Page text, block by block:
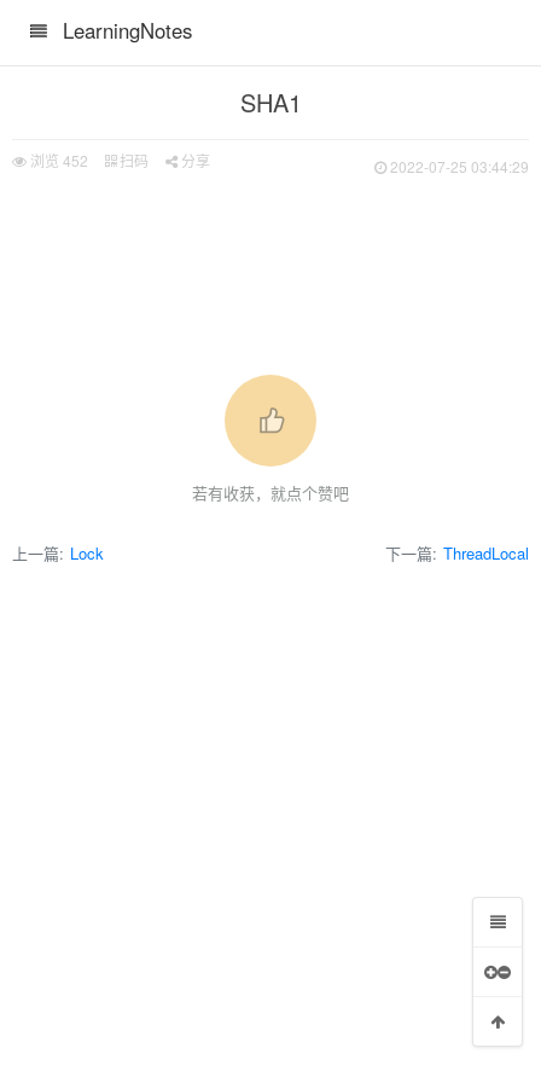
LearningNotes
SHA1
浏览 452 扫码 分享 2022-07-25 03:44:29
若有收获，就点个赞吧
上一篇: Lock 下一篇: ThreadLocal